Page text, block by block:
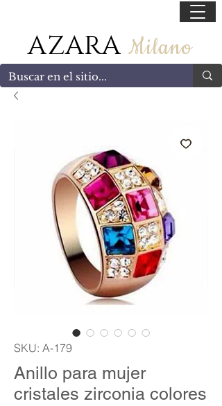
AZARA Milano
SKU: A-179
Anillo para mujer
cristales zirconia colores